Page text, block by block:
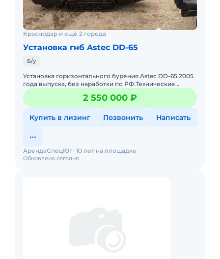
Краснодар и ещё 2 города
Установка гнб Astec DD-65
Б/у
Установка горизонтального бурения Astec DD-65 2005
года выпуска, без наработки по РФ.Технические
характеристики Astec DD-65:Двигатель – Caterpillar / 1,1
2 550 000 ₽
Купить в лизинг Позвонить Написать
Обновлено сегодня
АрендаСпецЮг 10 лет на площадке